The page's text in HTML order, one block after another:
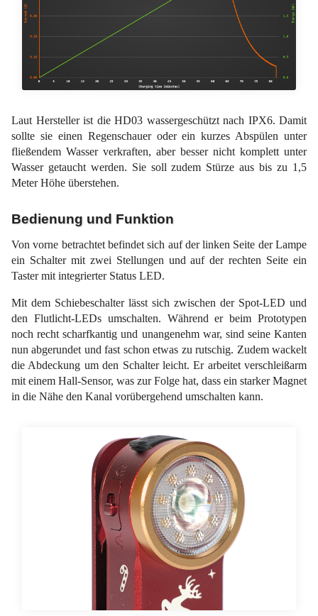
Laut Hersteller ist die HD03 wassergeschützt nach IPX6. Damit
sollte sie einen Regenschauer oder ein kurzes Abspülen unter
fließendem Wasser verkraften, aber besser nicht komplett unter
Wasser getaucht werden. Sie soll zudem Stürze aus bis zu 1,5
Meter Höhe überstehen.
Bedienung und Funktion
Von vorne betrachtet befindet sich auf der linken Seite der Lampe
ein Schalter mit zwei Stellungen und auf der rechten Seite ein
Taster mit integrierter Status LED.
Mit dem Schiebeschalter lässt sich zwischen der Spot-LED und
den Flutlicht-LEDs umschalten. Während er beim Prototypen
noch recht scharfkantig und unangenehm war, sind seine Kanten
nun abgerundet und fast schon etwas zu rutschig. Zudem wackelt
die Abdeckung um den Schalter leicht. Er arbeitet verschleißarm
mit einem Hall-Sensor, was zur Folge hat, dass ein starker Magnet
in die Nähe den Kanal vorübergehend umschalten kann.